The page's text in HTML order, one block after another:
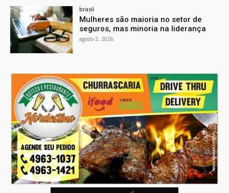
brasil
Mulheres são maioria no setor de
seguros, mas minoria na liderança
agosto 2, 2026